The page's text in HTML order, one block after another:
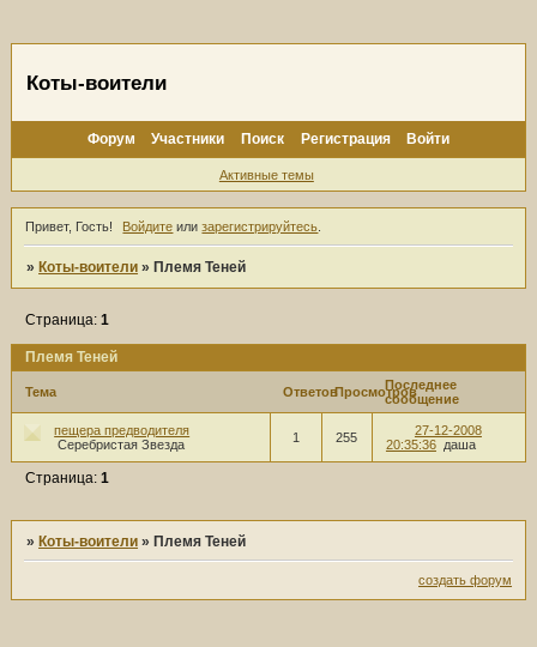
Коты-воители
Форум Участники Поиск Регистрация Войти
Активные темы
Привет, Гость! Войдите илизарегистрируйтесь
» Коты-воители » Племя Теней
Племя Теней
Страница:1
Тема ОтветовПросмотровПоследнее
сообщение
пещера предводителя
Серебристая Звезда
1 255
27-12-2008
20:35:36 даша
Страница:1
» Коты-воители » Племя Теней
создать форум